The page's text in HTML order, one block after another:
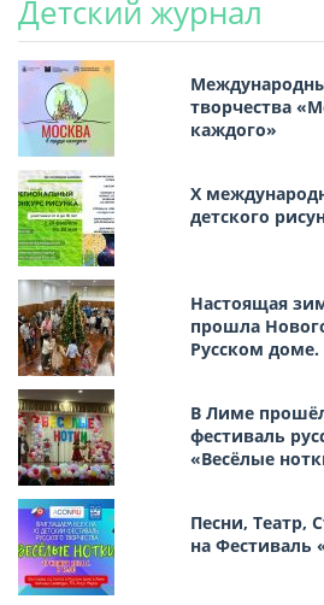
Детский журнал
творчества
каждого»
Х
детского
Настоящая
прошла
Русском доме.
В Лиме
фестиваль
«Весёлые
Песни, Театр,
на Фестиваль